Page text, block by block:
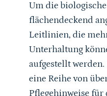
Um die
flächendeckend
Leitlinien, die
Unterhaltung
aufgestellt
eine Reihe von
Pflegehinweise